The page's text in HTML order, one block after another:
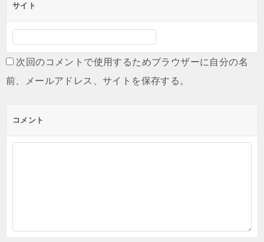
サイト
次回のコメントで使用するためブラウザーに自分の名
前、メールアドレス、サイトを保存する。
コメント